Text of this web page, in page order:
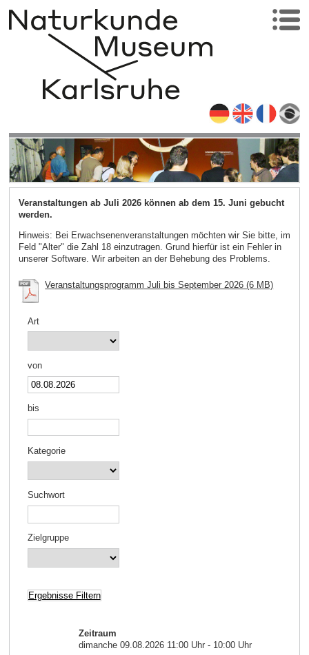
Veranstaltungen ab Juli 2026 können ab dem 15. Juni gebucht
werden.
Hinweis: Bei Erwachsenenveranstaltungen möchten wir Sie bitte, im
Feld "Alter" die Zahl 18 einzutragen. Grund hierfür ist ein Fehler in
unserer Software. Wir arbeiten an der Behebung des Problems.
Veranstaltungsprogramm Juli bis September 2026 (6 MB)
Art
von
bis
Kategorie
Suchwort
Zielgruppe
Zeitraum
dimanche 09.08.2026 11:00 Uhr - 10:00 Uhr